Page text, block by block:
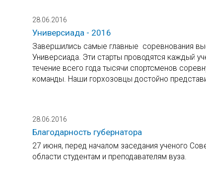
28.06.2016
Универсиада - 2016
Завершились самые главные соревнования
Универсиада. Эти старты проводятся каждый
течение всего года тысячи спортсменов
команды. Наши горхозовцы достойно
28.06.2016
Благодарность губернатора
27 июня, перед началом заседания ученого
области студентам и преподавателям вуза.